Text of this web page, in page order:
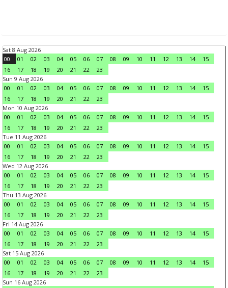
Sat 8 Aug 2026
00
01 02 03 04 05 06 07 08 09 10 11 12 13 14
15
16
17 18 19 20 21 22
23
Sun 9 Aug 2026
00
01 02 03 04 05 06 07 08 09 10 11 12 13 14
15
16
17 18 19 20 21 22
23
Mon 10 Aug 2026
00
01 02 03 04 05 06 07 08 09 10 11 12 13 14
15
16
17 18 19 20 21 22
23
Tue 11 Aug 2026
00
01 02 03 04 05 06 07 08 09 10 11 12 13 14
15
16
17 18 19 20 21 22
23
Wed 12 Aug 2026
00
01 02 03 04 05 06 07 08 09 10 11 12 13 14
15
16
17 18 19 20 21 22
23
Thu 13 Aug 2026
00
01 02 03 04 05 06 07 08 09 10 11 12 13 14
15
16
17 18 19 20 21 22
23
Fri 14 Aug 2026
00
01 02 03 04 05 06 07 08 09 10 11 12 13 14
15
16
17 18 19 20 21 22
23
Sat 15 Aug 2026
00
01 02 03 04 05 06 07 08 09 10 11 12 13 14
15
16
17 18 19 20 21 22
23
Sun 16 Aug 2026